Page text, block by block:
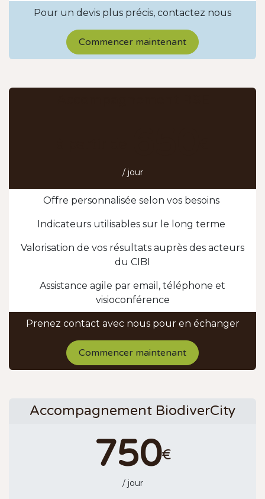
Pour un devis plus précis, contactez nous
Commencer maintenant
/ jour
Offre personnalisée selon vos besoins
Indicateurs utilisables sur le long terme
Valorisation de vos résultats auprès des acteurs
du CIBI
Assistance agile par email, téléphone et
visioconférence
Prenez contact avec nous pour en échanger
Commencer maintenant
Accompagnement BiodiverCity
750€
/ jour